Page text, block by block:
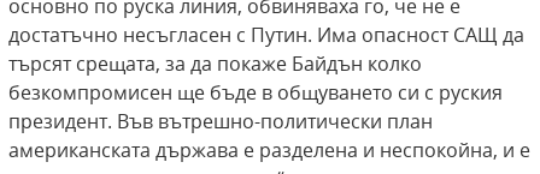
основно по руска линия, обвиняваха го, че не е
достатъчно несъгласен с Путин. Има опасност САЩ да
търсят срещата, за да покаже Байдън колко
безкомпромисен ще бъде в общуването си с руския
президент. Във вътрешно-политически план
американската държава е разделена и неспокойна, и е